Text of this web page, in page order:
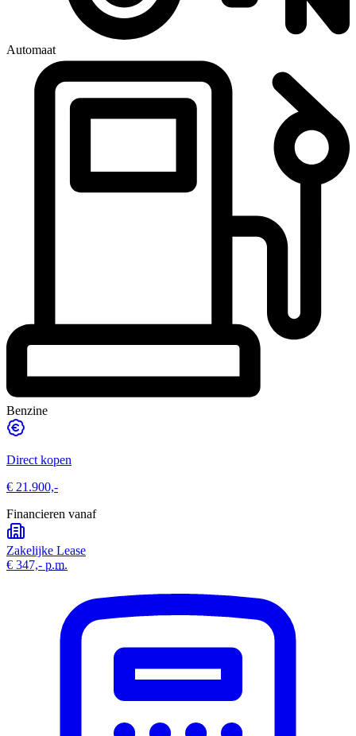
Automaat
Benzine
Direct kopen
€ 21.900,-
Financieren vanaf
Zakelijke Lease
€ 347,- p.m.